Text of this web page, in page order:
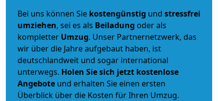
Bei uns können Sie kostengünstig und stressfrei
umziehen, sei es als Beiladung oder als
kompletter Umzug. Unser Partnernetzwerk, das
wir über die Jahre aufgebaut haben, ist
deutschlandweit und sogar international
unterwegs. Holen Sie sich jetzt kostenlose
Angebote und erhalten Sie einen ersten
Überblick über die Kosten für Ihren Umzug.